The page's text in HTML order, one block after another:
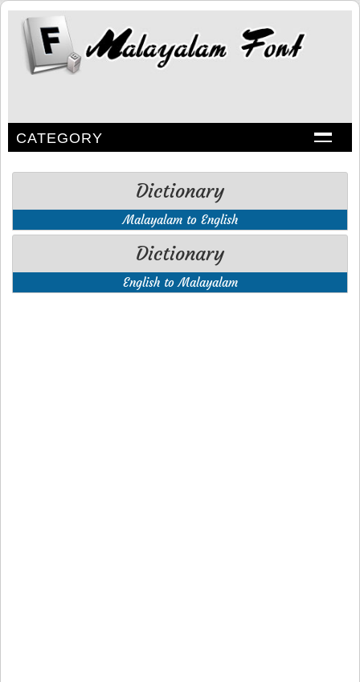
CATEGORY
Dictionary
Malayalam to English
Dictionary
English to Malayalam